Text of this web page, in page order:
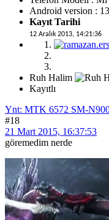
Android version : 13
Kayıt Tarihi
12 Aralık 2013, 14:21:36
Ruh Halim
Kayıtlı
Ynt: MTK 6572 SM-
#18
21 Mart 2015, 16:37:53
göremedim nerde